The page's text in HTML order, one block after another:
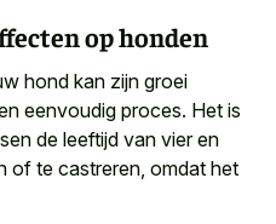
op honden
hond kan zijn groei
eenvoudig proces. Het is
de leeftijd van vier en
of te castreren, omdat het